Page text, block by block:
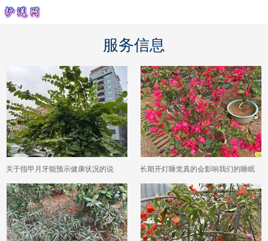
服务信息
关于指甲月牙能预示健康状况的说
法，现代医学究竟是如何看待的？
长期开灯睡觉真的会影响我们的睡眠
质量和第二天的精神状态吗？